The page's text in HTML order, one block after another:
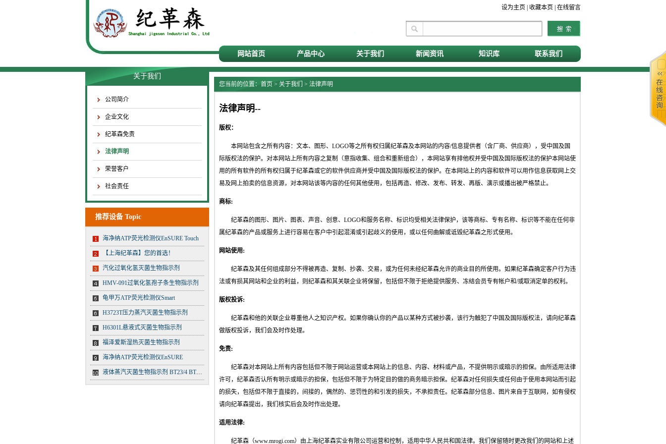
设为主页 收藏本页 在线留言
网站首页 产品中心 关于我们 新闻资讯 知识库 联系我们
关于我们
公司简介
企业文化
纪革森免责
法律声明
荣誉客户
社会责任
推荐设备 Topic
海净纳ATP荧光检测仪EnSURE Touch
【上海纪革森】您的首选！
汽化过氧化氢灭菌生物指示剂
HMV-091过氧化氢孢子条生物指示剂
龟甲万ATP荧光检测仪Smart
H3723T压力蒸汽灭菌生物指示剂
H6301L悬液式灭菌生物指示剂
福泽爱斯湿热灭菌生物指示剂
海净纳ATP荧光检测仪EnSURE
液体蒸汽灭菌生物指示剂 BT23/4 BT23/5 BT23/6
您当前的位置： 首页 > 关于我们 > 法律声明
法律声明--
版权：
本网站包含之所有内容：文本、图形、LOGO等之所有权归属纪革森及本网站的内容/信息提供者（含厂商、供应商），受中国及国
际版权法的保护。对本网站上所有内容之复制（意指收集、组合和重新组合），本网站享有排他权并受中国及国际版权法的保护本网站使
用的所有软件的所有权归属于纪革森或它的软件供应商并受中国及国际版权法的保护。在本网站上的内容和软件可以用作信息获取网上交
易及网上拍卖的信息资源，对本网站该等内容的任何其他使用，包括再造、修改、发布、转发、再版、演示或播出被严格禁止。
商标:
纪革森的图形、图片、图表、声音、创意、LOGO和服务名称、标识均受相关法律保护，该等商标、专有名称、标识等不能在任何非
属纪革森的产品或服务上进行容易在客户中引起混淆或引起歧义的使用，或以任何曲解或诋毁纪革森之形式使用。
网站使用:
纪革森及其任何组成部分不得被再造、复制、抄袭、交易，或为任何未经纪革森允许的商业目的所使用。如果纪革森确定客户行为违
法或有损其网站和企业的利益，则纪革森和其关联企业将保留，包括但不限于拒绝提供服务、冻结会员专有帐户和/或取消定单的权利。
版权投诉:
纪革森和他的关联企业尊重他人之知识产权。如果你确认你的产品以某种方式被抄袭，该行为触犯了中国及国际版权法，请向纪革森
做版权投诉，我们会及时作处理。
免责:
纪革森对本网站上所有内容包括但不限于网站运营或本网站上的信息、内容、材料或产品，不提供明示或暗示的担保。由所适用法律
许可，纪革森否认所有明示或暗示的担保，包括但不限于为特定目的做的商务暗示担保。纪革森对任何损失或任何由于使用本网站而引起
的损失，包括但不限于直接的，间接的，偶然的、惩罚性的和引发的损失，不承担责任。纪革森部分信息、图片来自于互联网，如有侵权
请向纪革森提出，我们核实后会及时作出处理。
适用法律:
纪革森（www.mrogi.com）由上海纪革森实业有限公司运营和控制，适用中华人民共和国法律。我们保留随时更改我们的网站和上述